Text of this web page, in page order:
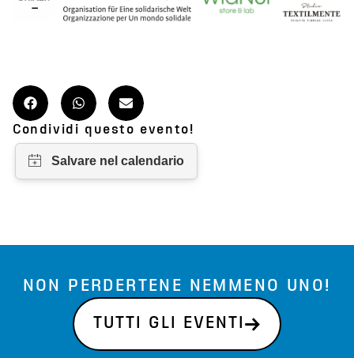
Condividi questo evento!
NON PERDERTENE NEMMENO UNO!
TUTTI GLI EVENTI